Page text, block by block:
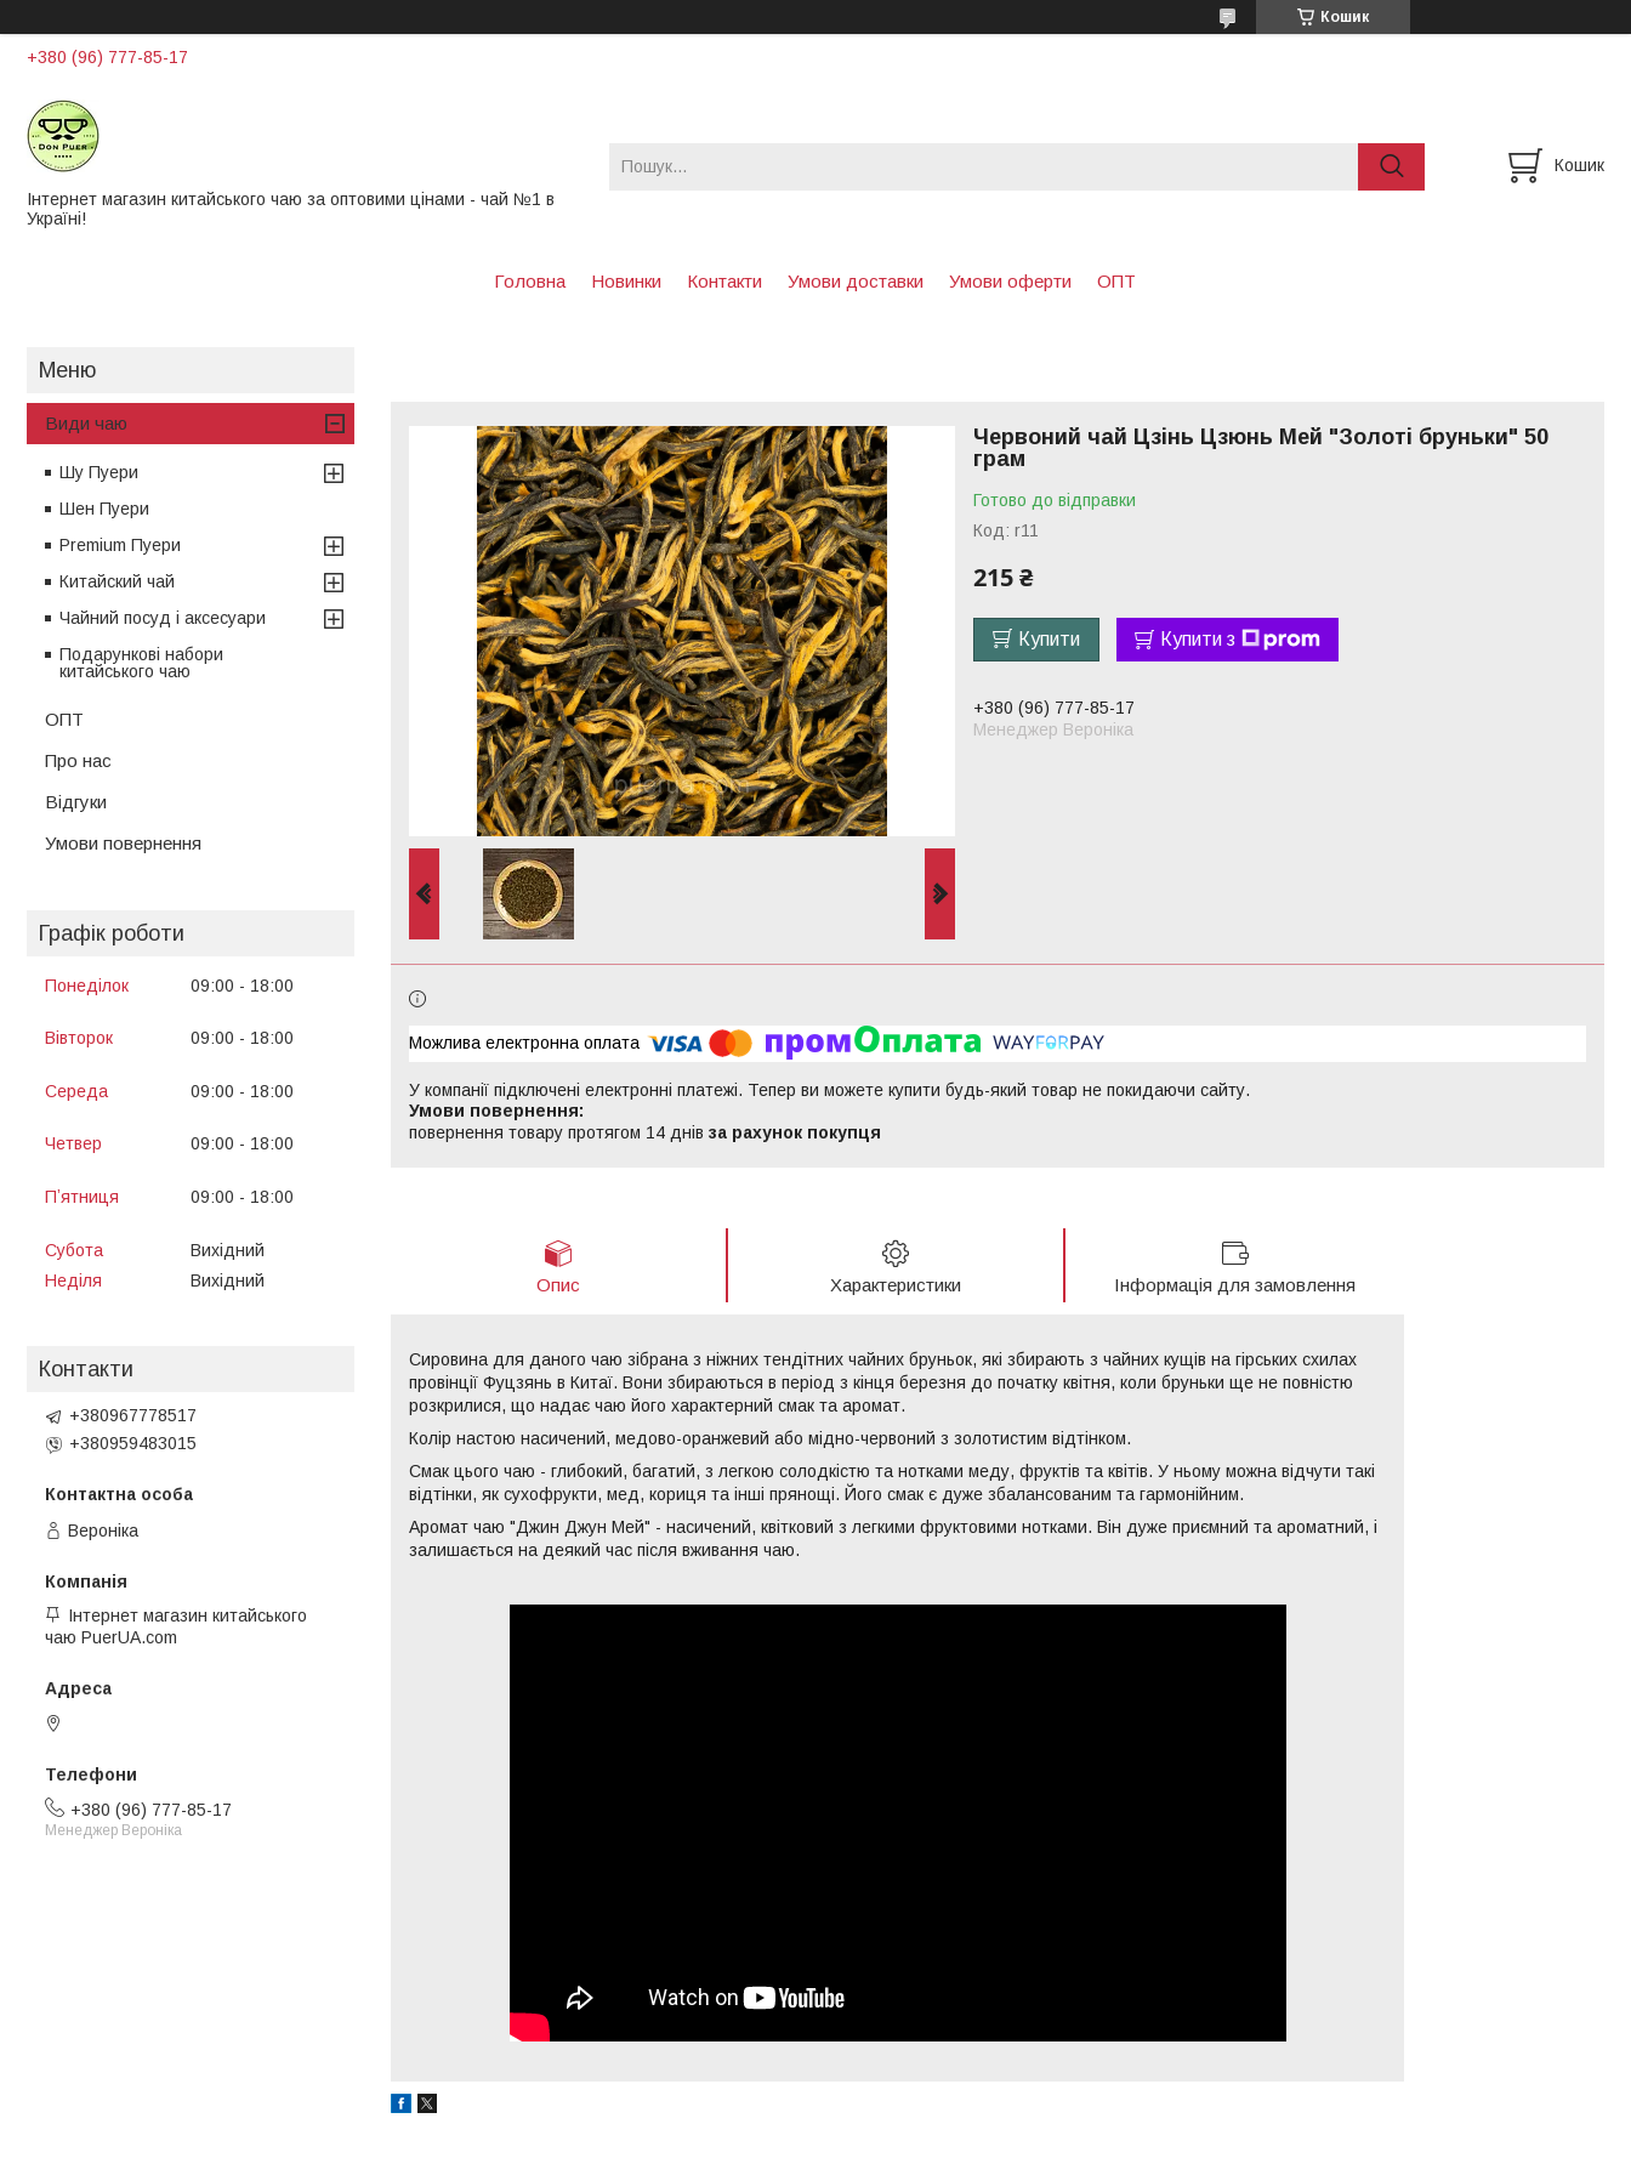
Кошик
+380 (96) 777-85-17
Інтернет магазин китайського чаю за оптовими цінами - чай ​​№1 в
Україні!
Кошик
Головна Новинки Контакти Умови доставки Умови оферти ОПТ
Червоний чай Цзінь Цзюнь Мей "Золоті бруньки" 50
грам
Готово до відправки
Код: r11
215 ₴
Купити Купити з
+380 (96) 777-85-17
Менеджер Вероніка
У компанії підключені електронні платежі. Тепер ви можете купити будь-який товар не покидаючи сайту.
повернення товару протягом 14 днів за рахунок покупця
Опис Характеристики Інформація для замовлення
Сировина для даного чаю зібрана з ніжних тендітних чайних бруньок, які збирають з чайних кущів на гірських схилах
провінції Фуцзянь в Китаї. Вони збираються в період з кінця березня до початку квітня, коли бруньки ще не повністю
розкрилися, що надає чаю його характерний смак та аромат.
Колір настою насичений, медово-оранжевий або мідно-червоний з золотистим відтінком.
Смак цього чаю - глибокий, багатий, з легкою солодкістю та нотками меду, фруктів та квітів. У ньому можна відчути такі
відтінки, як сухофрукти, мед, кориця та інші прянощі. Його смак є дуже збалансованим та гармонійним.
Аромат чаю "Джин Джун Мей" - насичений, квітковий з легкими фруктовими нотками. Він дуже приємний та ароматний, і
залишається на деякий час після вживання чаю.
Види чаю
Шу Пуери
Шен Пуери
Premium Пуери
Китайский чай
Чайний посуд і аксесуари
Подарункові набори
китайського чаю
ОПТ
Про нас
Відгуки
Умови повернення
Графік роботи
Понеділок 09:00
18:00
Вівторок
09:00
18:00
Середа
09:00
18:00
Четвер
09:00
18:00
Пʼятниця
09:00
18:00
Субота
Вихідний
Неділя
Вихідний
Контакти
+380967778517
+380959483015
Вероніка
Інтернет магазин китайського
чаю PuerUA.com
+380 (96) 777-85-17
Менеджер Вероніка